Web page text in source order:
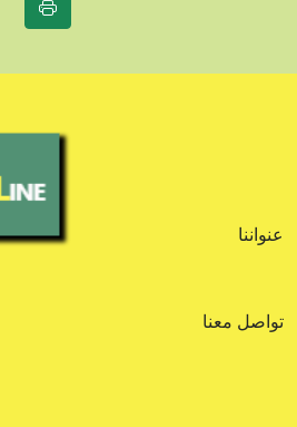
عنواننا
تواصل معنا